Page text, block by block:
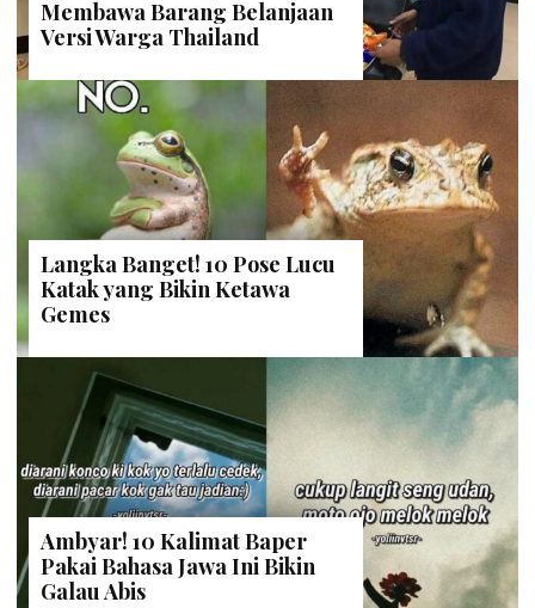
Membawa Barang Belanjaan
Versi Warga Thailand
Langka Banget! 10 Pose Lucu
Katak yang Bikin Ketawa
Gemes
Ambyar! 10 Kalimat Baper
Pakai Bahasa Jawa Ini Bikin
Galau Abis